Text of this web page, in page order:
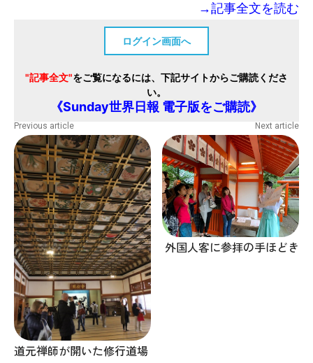
→記事全文を読む
ログイン画面へ
"記事全文"をご覧になるには、下記サイトからご購読くださ
い。
《Sunday世界日報 電子版をご購読》
Previous article
道元禅師が開いた修行道場
Next article
外国人客に参拝の手ほどき